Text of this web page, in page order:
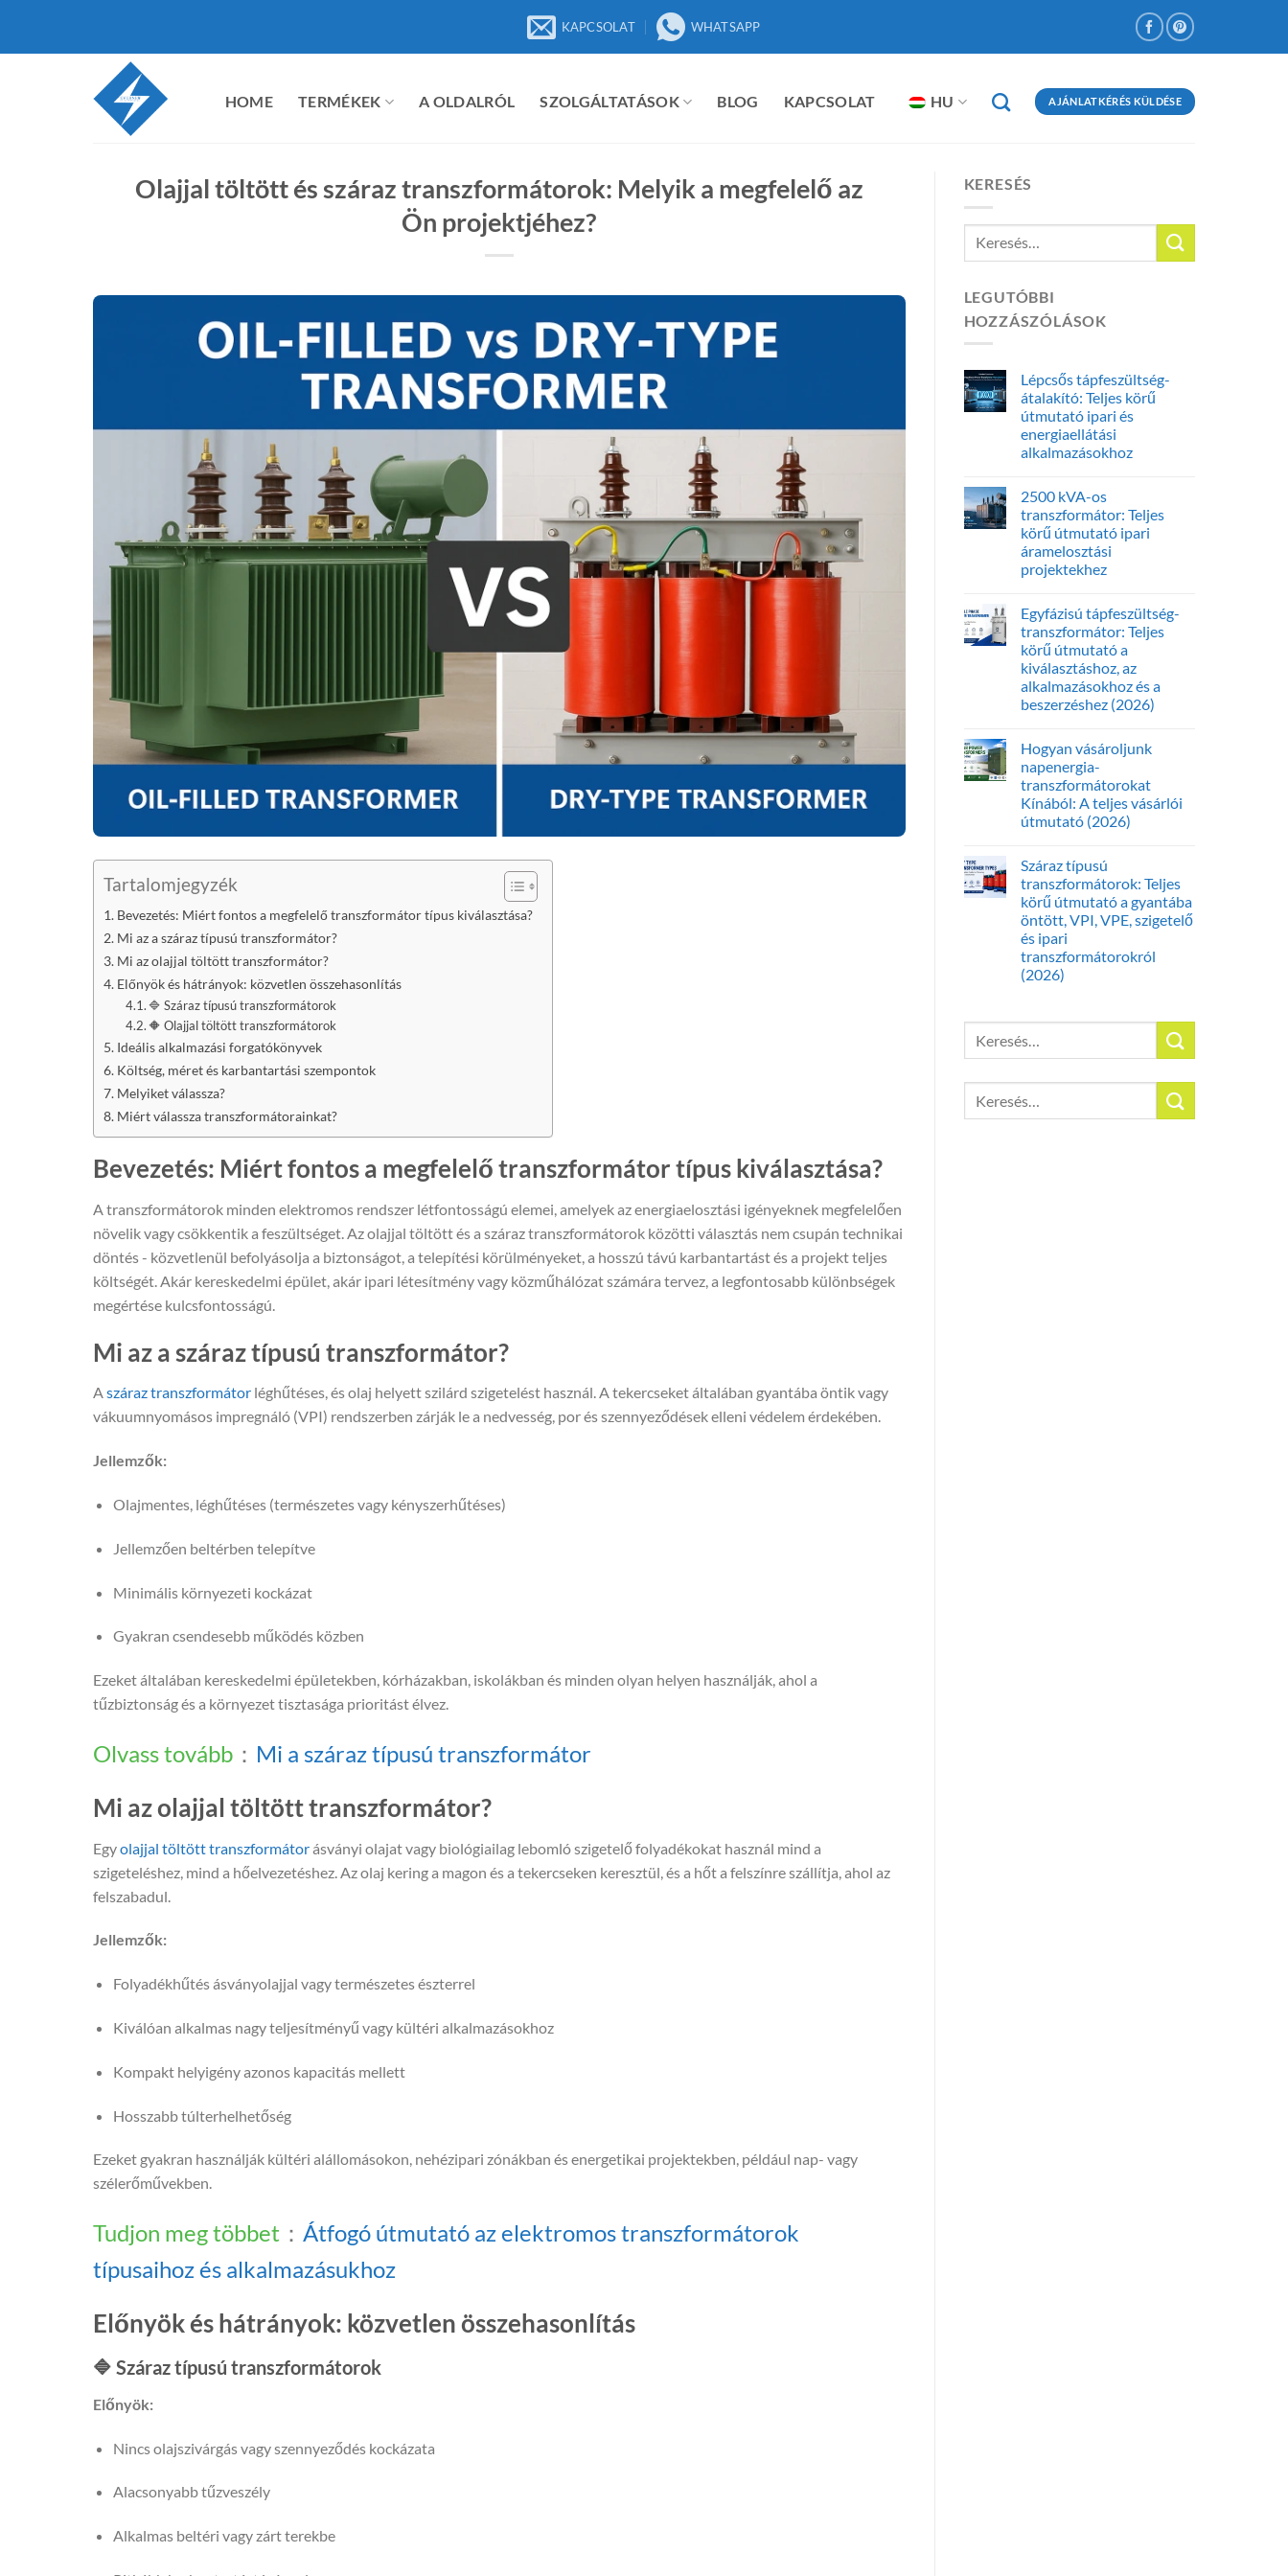
tartalomra
KAPCSOLAT WHATSAPP
HOME TERMÉKEK A OLDALRÓL SZOLGÁLTATÁSOK BLOG KAPCSOLAT HU AJÁNLATKÉRÉS KÜLDÉSE
Olajjal töltött és száraz transzformátorok: Melyik a megfelelő az
Ön projektjéhez?
Tartalomjegyzék
Bevezetés: Miért fontos a megfelelő transzformátor típus kiválasztása?
Mi az a száraz típusú transzformátor?
Mi az olajjal töltött transzformátor?
Előnyök és hátrányok: közvetlen összehasonlítás
🔷 Száraz típusú transzformátorok
🔶 Olajjal töltött transzformátorok
Ideális alkalmazási forgatókönyvek
Költség, méret és karbantartási szempontok
Melyiket válassza?
Miért válassza transzformátorainkat?
Bevezetés: Miért fontos a megfelelő transzformátor típus kiválasztása?
A transzformátorok minden elektromos rendszer létfontosságú elemei, amelyek az energiaelosztási igényeknek megfelelően
növelik vagy csökkentik a feszültséget. Az olajjal töltött és a száraz transzformátorok közötti választás nem csupán technikai
döntés - közvetlenül befolyásolja a biztonságot, a telepítési körülményeket, a hosszú távú karbantartást és a projekt teljes
költségét. Akár kereskedelmi épület, akár ipari létesítmény vagy közműhálózat számára tervez, a legfontosabb különbségek
megértése kulcsfontosságú.
Mi az a száraz típusú transzformátor?
Aszáraz transzformátor léghűtéses, és olaj helyett szilárd szigetelést használ. A tekercseket általában gyantába öntik vagy
vákuumnyomásos impregnáló (VPI) rendszerben zárják le a nedvesség, por és szennyeződések elleni védelem érdekében.
Jellemzők:
Olajmentes, léghűtéses (természetes vagy kényszerhűtéses)
Jellemzően beltérben telepítve
Minimális környezeti kockázat
Gyakran csendesebb működés közben
Ezeket általában kereskedelmi épületekben, kórházakban, iskolákban és minden olyan helyen használják, ahol a
tűzbiztonság és a környezet tisztasága prioritást élvez.
Olvass tovább ： Mi a száraz típusú transzformátor
Mi az olajjal töltött transzformátor?
Egyolajjal töltött transzformátorásványi olajat vagy biológiailag lebomló szigetelő folyadékokat használ mind a
szigeteléshez, mind a hőelvezetéshez. Az olaj kering a magon és a tekercseken keresztül, és a hőt a felszínre szállítja, ahol az
felszabadul.
Jellemzők:
Folyadékhűtés ásványolajjal vagy természetes észterrel
Kiválóan alkalmas nagy teljesítményű vagy kültéri alkalmazásokhoz
Kompakt helyigény azonos kapacitás mellett
Hosszabb túlterhelhetőség
Ezeket gyakran használják kültéri alállomásokon, nehézipari zónákban és energetikai projektekben, például nap- vagy
szélerőművekben.
Tudjon meg többet ： Átfogó útmutató az elektromos transzformátorok
típusaihoz és alkalmazásukhoz
Előnyök és hátrányok: közvetlen összehasonlítás
🔷 Száraz típusú transzformátorok
Előnyök:
Nincs olajszivárgás vagy szennyeződés kockázata
Alacsonyabb tűzveszély
Alkalmas beltéri vagy zárt terekbe
KERESÉS
LEGUTÓBBI
HOZZÁSZÓLÁSOK
Lépcsős tápfeszültség-
átalakító: Teljes körű
útmutató ipari és
energiaellátási
alkalmazásokhoz
2500 kVA-os
transzformátor: Teljes
körű útmutató ipari
áramelosztási
projektekhez
Egyfázisú tápfeszültség-
transzformátor: Teljes
körű útmutató a
kiválasztáshoz, az
alkalmazásokhoz és a
beszerzéshez (2026)
Hogyan vásároljunk
napenergia-
transzformátorokat
Kínából: A teljes vásárlói
útmutató (2026)
Száraz típusú
transzformátorok: Teljes
körű útmutató a gyantába
öntött, VPI, VPE, szigetelő
és ipari
transzformátorokról
(2026)